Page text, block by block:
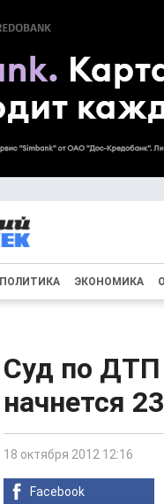
ПОЛИТИКА ЭКОНОМИКА
Суд по ДТП
начнется
18 октября 2012 12:16
Facebook